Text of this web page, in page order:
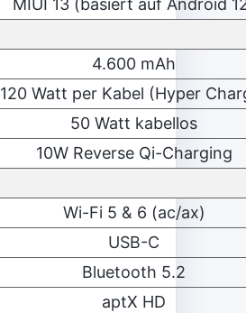
MIUI 13 (basiert auf Android
4.600 mAh
120 Watt per Kabel (Hyper
50 Watt kabellos
10W Reverse Qi-Charging
Wi-Fi 5 & 6 (ac/ax)
USB-C
Bluetooth 5.2
aptX HD